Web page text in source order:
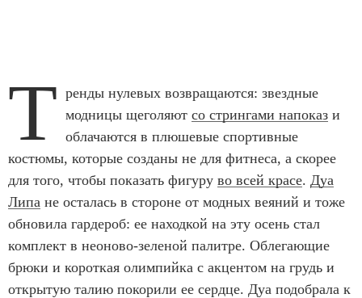
Т ренды нулевых возвращаются: звездные
модницы щеголяют со стрингами напоказ и
облачаются в плюшевые спортивные
костюмы, которые созданы не для фитнеса, а скорее
для того, чтобы показать фигуру во всей красе. Дуа
Липа не осталась в стороне от модных веяний и тоже
обновила гардероб: ее находкой на эту осень стал
комплект в неоново-зеленой палитре. Облегающие
брюки и короткая олимпийка с акцентом на грудь и
открытую талию покорили ее сердце. Дуа подобрала к